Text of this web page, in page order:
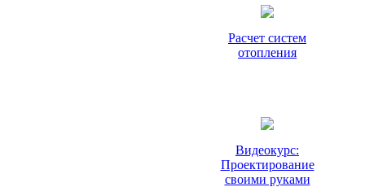
Расчет систем
отопления
Видеокурс:
Проектирование
своими руками